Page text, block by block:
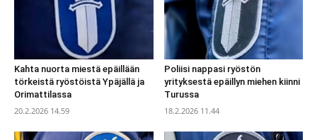
Kahta nuorta miestä epäillään
törkeistä ryöstöistä Ypäjällä ja
Orimattilassa
20.2.2026 14.59
Poliisi nappasi ryöstön
yrityksestä epäillyn miehen kiinni
Turussa
18.2.2026 11.44